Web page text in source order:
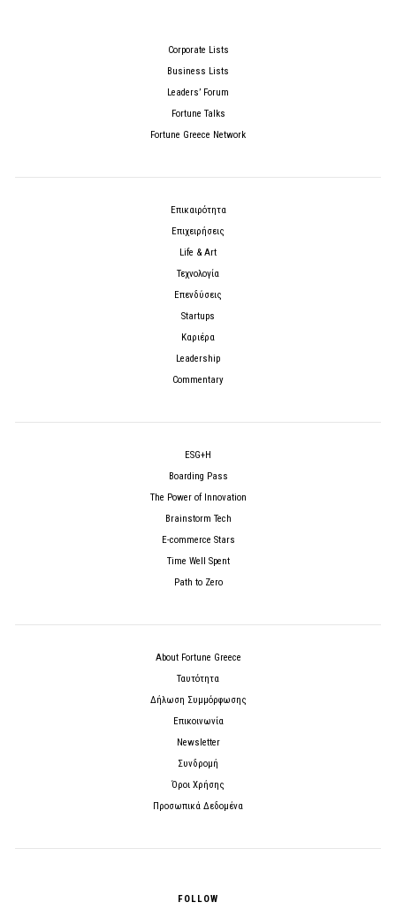
Corporate Lists
Business Lists
Leaders’ Forum
Fortune Talks
Fortune Greece Network
Επικαιρότητα
Επιχειρήσεις
Life & Art
Τεχνολογία
Επενδύσεις
Startups
Καριέρα
Leadership
Commentary
ESG+H
Boarding Pass
The Power of Innovation
Brainstorm Tech
E-commerce Stars
Time Well Spent
Path to Zero
About Fortune Greece
Ταυτότητα
Δήλωση Συμμόρφωσης
Επικοινωνία
Newsletter
Συνδρομή
Όροι Χρήσης
Προσωπικά Δεδομένα
FOLLOW